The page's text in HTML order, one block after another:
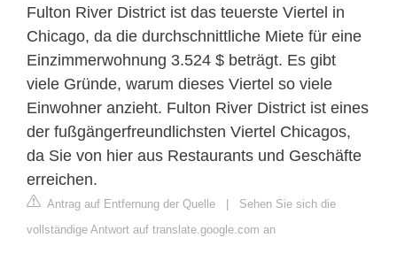
Fulton River District ist das teuerste Viertel in
Chicago, da die durchschnittliche Miete für eine
Einzimmerwohnung 3.524 $ beträgt. Es gibt
viele Gründe, warum dieses Viertel so viele
Einwohner anzieht. Fulton River District ist eines
der fußgängerfreundlichsten Viertel Chicagos,
da Sie von hier aus Restaurants und Geschäfte
erreichen.
Antrag auf Entfernung der Quelle | Sehen Sie sich die
vollständige Antwort auf translate.google.com an